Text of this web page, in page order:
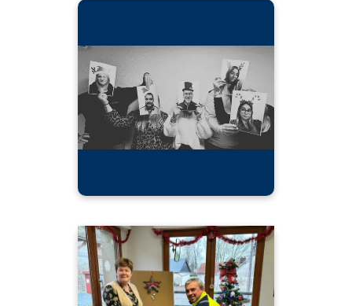
"J-5 avant la fermeture annuelle du siège
Calipso !📣​
L’équipe RH et COM, Audrey, Inès, Lucine,
Freddy et Jonathan vous souhaitent de
passer d’agréables fêtes de fin d’année !🎅" ​
"J-4 avant la fermeture annuelle du négoces